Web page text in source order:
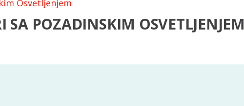
Osvetljenjem
SA POZADINSKIM OSVETLJENJEM